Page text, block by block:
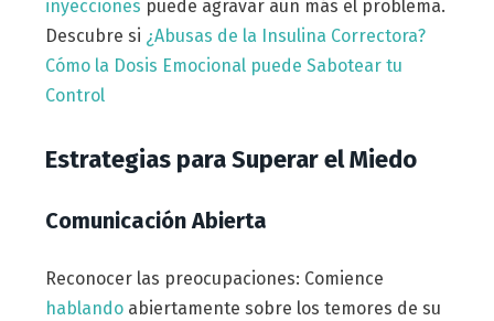
inyecciones puede agravar aún más el problema.
Descubre si ¿Abusas de la Insulina Correctora?
Cómo la Dosis Emocional puede Sabotear tu
Control
Estrategias para Superar el Miedo
Comunicación Abierta
Reconocer las preocupaciones: Comience
hablandoabiertamente sobre los temores de su